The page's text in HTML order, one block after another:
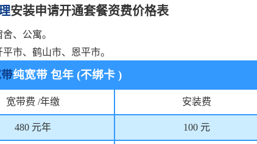
安装申请开通套餐资费价格表
、公寓。
市、鹤山市、恩平市。
纯宽带 包年 (不绑卡 )
宽带费 /年缴 安装费
480 元年 100 元